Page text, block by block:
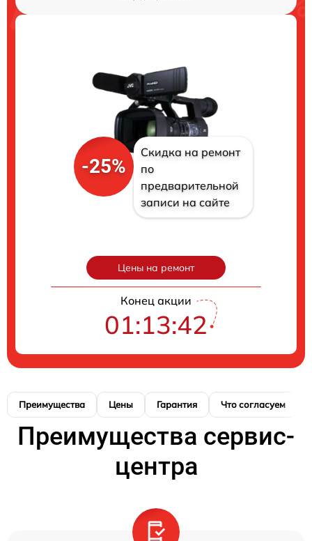
-25%
Скидка на ремонт
по
предварительной
записи на сайте
Цены на ремонт
Конец акции
01:13:41
Преимущества Цены Гарантия Что согласуем
Преимущества сервис-
центра